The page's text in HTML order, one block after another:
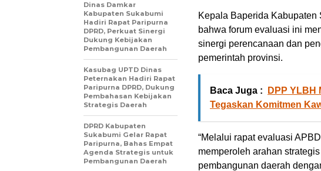
Kepala Baperida Kabupaten
bahwa forum evaluasi ini
sinergi perencanaan dan
pemerintah provinsi.
Baca Juga :
DPP YLBH
Tegaskan Komitmen
“Melalui rapat evaluasi
memperoleh arahan
pembangunan daerah
Dinas Damkar
Kabupaten Sukabumi
Hadiri Rapat Paripurna
DPRD, Perkuat Sinergi
Dukung Kebijakan
Pembangunan Daerah
Kasubag UPTD Dinas
Peternakan Hadiri Rapat
Paripurna DPRD, Dukung
Pembahasan Kebijakan
Strategis Daerah
DPRD Kabupaten
Sukabumi Gelar Rapat
Paripurna, Bahas Empat
Agenda Strategis untuk
Pembangunan Daerah